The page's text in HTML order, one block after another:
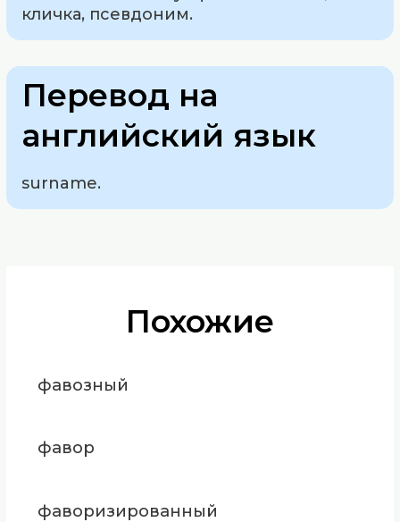
кличка, псевдоним.
Перевод на
английский язык
surname.
Похожие
фавозный
фавор
фаворизированный